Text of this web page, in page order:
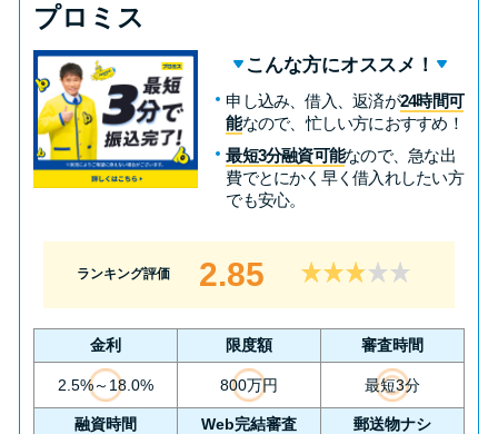
プロミス
こんな方にオススメ！
申し込み、借入、返済が24時間可
能なので、忙しい方におすすめ！
最短3分融資可能なので、急な出
費でとにかく早く借入れしたい方
でも安心。
ランキング評価 2.85
金利 限度額 審査時間
2.5%～18.0% 800万円 最短3分
融資時間 Web完結審査 郵送物ナシ